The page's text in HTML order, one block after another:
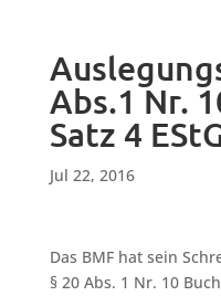
Abs.1 Nr.
Satz 4
Jul 22, 2016
Das BMF hat sein
§ 20 Abs. 1 Nr. 10